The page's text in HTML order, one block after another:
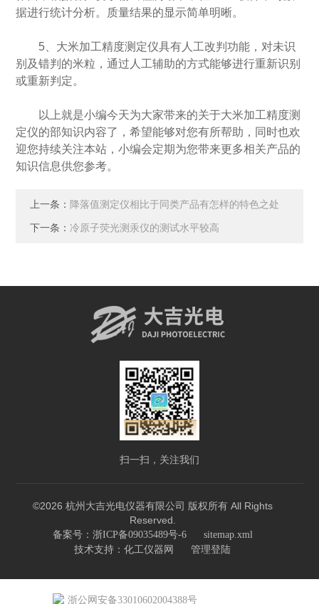
据进行统计分析。质量结果的显示简单明晰。
5、大米加工精度测定仪具有人工改判功能，对未识
别及错判的米粒，通过人工辅助的方式能够进行重新识别
或重新判定。
以上就是小编今天为大家带来的关于大米加工精度测
定仪的部知识内容了，希望能够对您有所帮助，同时也欢
迎您持续关注本站，小编会定期为您带来更多相关产品的
知识信息供您参考。
上一条： 降落值测定仪相比于同类产品有怎样的特色之处
下一条：冷原子荧光测汞仪的测试水平较高
扫一扫，关注我们
©2026 杭州大吉光电仪器有限公司 版权所有 All Rights
Reserved.
备案号：浙ICP备09035489号-6 sitemap.xml
技术支持： 化工仪器网 管理登陆
浙公网安备33010602004388号